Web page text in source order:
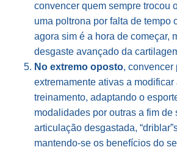
convencer quem sempre trocou
uma poltrona por falta de tempo
agora sim é a hora de começar,
desgaste avançado da
No extremo oposto, convencer
extremamente ativas a modificar
treinamento, adaptando o
modalidades por outras a fim de
articulação desgastada,
mantendo-se os benefícios do